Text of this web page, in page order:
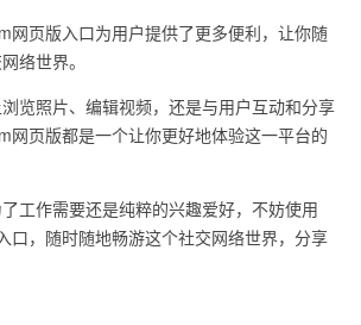
页版入口为用户提供了更多便利，让你随
络世界。
照片、编辑视频，还是与用户互动和分享
网页版都是一个让你更好地体验这一平台的
作需要还是纯粹的兴趣爱好，不妨使用
口，随时随地畅游这个社交网络世界，分享